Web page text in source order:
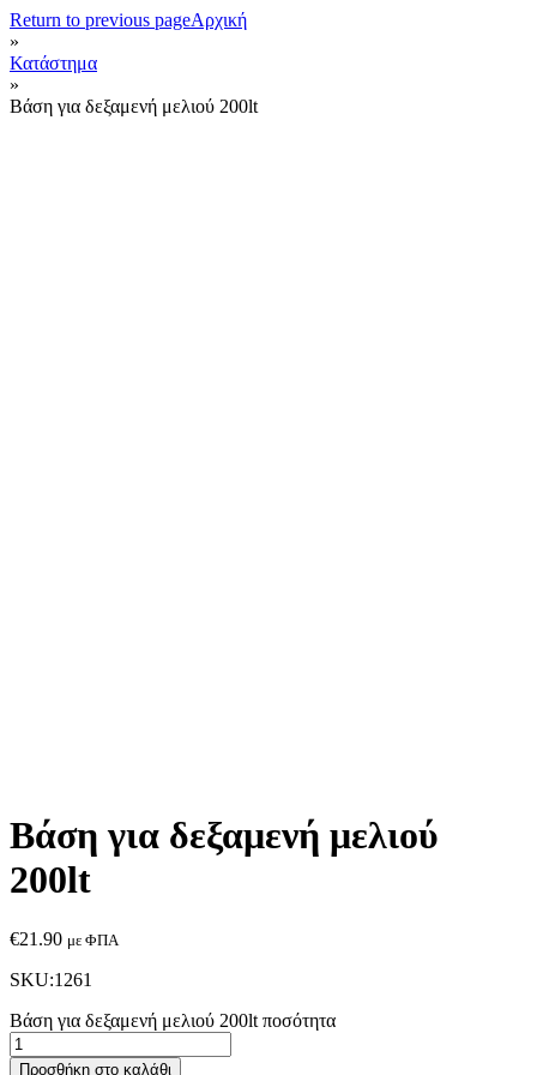
Return to previous pageΑρχική
»
Κατάστημα
»
Βάση για δεξαμενή μελιού 200lt
Βάση για δεξαμενή μελιού
200lt
€21.90 με ΦΠΑ
SKU:1261
Βάση για δεξαμενή μελιού 200lt ποσότητα
Προσθήκη στο καλάθι